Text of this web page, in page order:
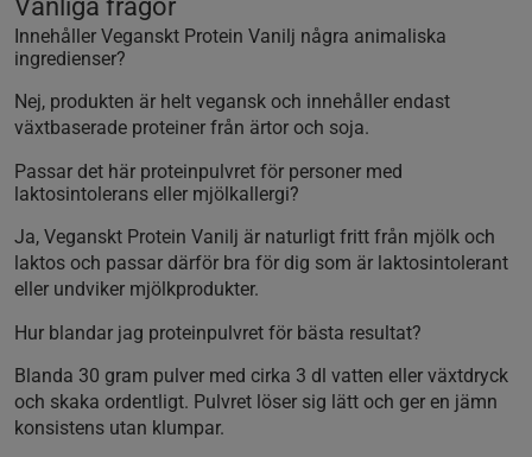
Vanliga frågor
Innehåller Veganskt Protein Vanilj några animaliska
ingredienser?
Nej, produkten är helt vegansk och innehåller endast
växtbaserade proteiner från ärtor och soja.
Passar det här proteinpulvret för personer med
laktosintolerans eller mjölkallergi?
Ja, Veganskt Protein Vanilj är naturligt fritt från mjölk och
laktos och passar därför bra för dig som är laktosintolerant
eller undviker mjölkprodukter.
Hur blandar jag proteinpulvret för bästa resultat?
Blanda 30 gram pulver med cirka 3 dl vatten eller växtdryck
och skaka ordentligt. Pulvret löser sig lätt och ger en jämn
konsistens utan klumpar.